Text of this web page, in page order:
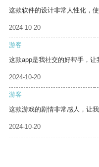
这款软件的设计非常人性化，使
2024-10-20
游客
这款app是我社交的好帮手，让
2024-10-20
游客
这款游戏的剧情非常感人，让我
2024-10-20